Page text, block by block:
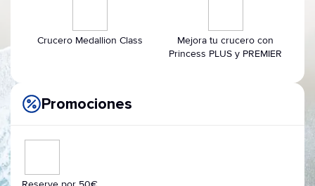
Crucero Medallion Class
Mejora tu crucero con
Princess PLUS y PREMIER
Promociones